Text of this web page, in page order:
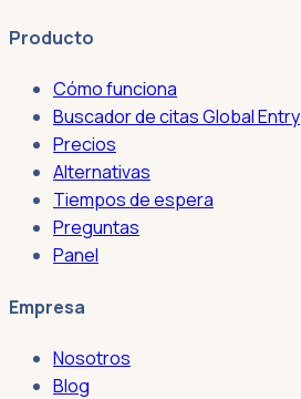
Producto
Cómo funciona
Buscador de citas Global Entry
Precios
Alternativas
Tiempos de espera
Preguntas
Panel
Empresa
Nosotros
Blog